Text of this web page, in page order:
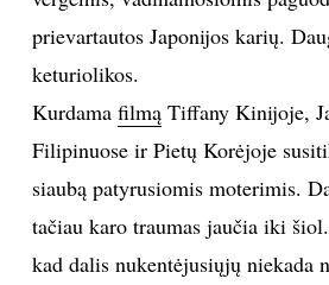
KNYGOS
INTERJERAS
NAMAI
VIRTUVĖ
prievartautos Japonijos karių.
keturiolikos.
Kurdama filmąTiffany Kinijoje,
Filipinuose ir Pietų Korėjoje
siaubą patyrusiomis moterimis.
tačiau karo traumas jaučia iki
kad dalis nukentėjusiųjų niekada